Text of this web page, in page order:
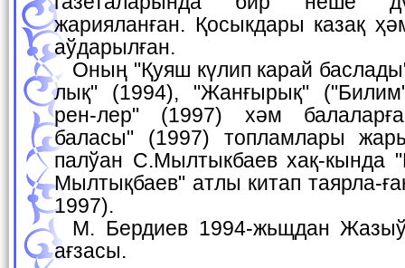
жарияланған. Қосыкдары казақ
аўдарылған.
Оның "Қуяш күлип карай баслады" (1992), "Ҳақыйқат-
лық" (1994), "Жанғырық"
рен-лер" (1997) хәм
баласы" (1997) топламлары
палўан С.Мылтыкбаев хақ-кында
Мылтықбаев" атлы китап таярла-
1997).
М. Бердиев 1994-жьщдан Жазыўшылар аўқамының
ағзасы.